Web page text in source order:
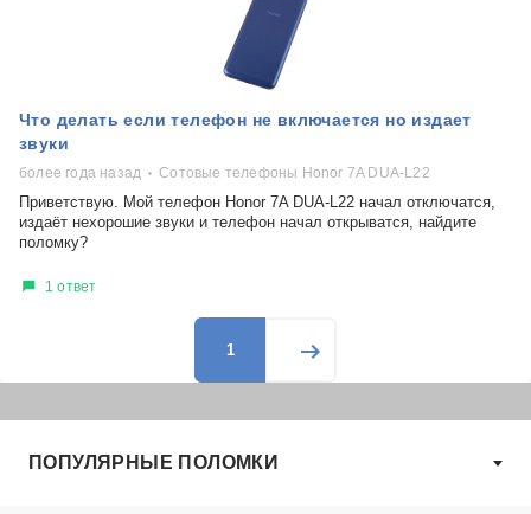
Что делать если телефон не включается но издает
звуки
более года назад Сотовые телефоны Honor 7A DUA-L22
Приветствую. Мой телефон Honor 7A DUA-L22 начал отключатся,
издаёт нехорошие звуки и телефон начал открыватся, найдите
поломку?
1 ответ
1
ПОПУЛЯРНЫЕ ПОЛОМКИ